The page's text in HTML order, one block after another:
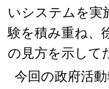
いシステムを実
験を積み重ね、
の見方を示して
今回の政府活